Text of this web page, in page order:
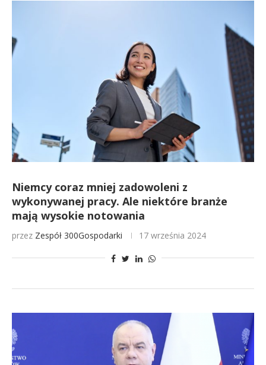
Niemcy coraz mniej zadowoleni z
wykonywanej pracy. Ale niektóre branże
mają wysokie notowania
przez Zespół 300Gospodarki 17 września 2024